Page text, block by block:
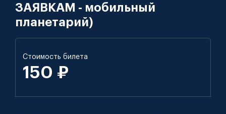
ЗАЯВКАМ - мобильный
планетарий)
Стоимость билета
150 ₽